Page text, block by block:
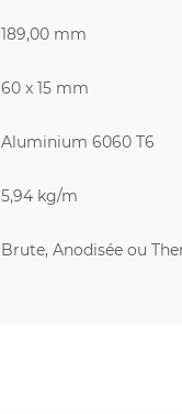
189,00 mm
60 x 15 mm
Aluminium 6060 T6
5,94 kg/m
Brute, Anodisée ou